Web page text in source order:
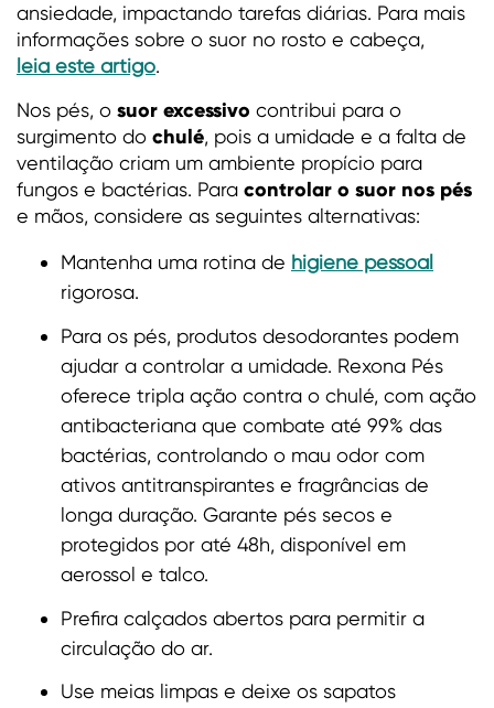
ansiedade, impactando tarefas diárias. Para mais
informações sobre o suor no rosto e cabeça,
leia este artigo.
Nos pés, o suor excessivo contribui para o
surgimento do chulé, pois a umidade e a falta de
ventilação criam um ambiente propício para
fungos e bactérias. Para controlar o suor nos pés
e mãos, considere as seguintes alternativas:
Mantenha uma rotina de higiene pessoal
rigorosa.
Para os pés, produtos desodorantes podem
ajudar a controlar a umidade. Rexona Pés
oferece tripla ação contra o chulé, com ação
antibacteriana que combate até 99% das
bactérias, controlando o mau odor com
ativos antitranspirantes e fragrâncias de
longa duração. Garante pés secos e
protegidos por até 48h, disponível em
aerossol e talco.
Prefira calçados abertos para permitir a
circulação do ar.
Use meias limpas e deixe os sapatos